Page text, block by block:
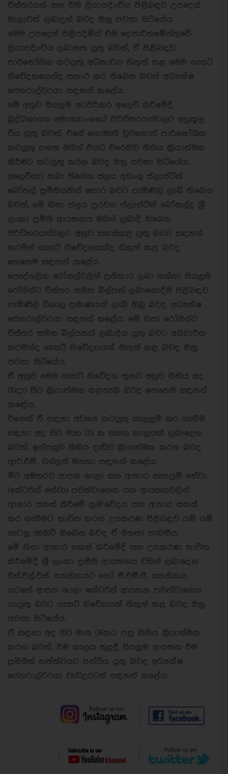
විස්තරයක් සහ එහි ලියාපදිංචිය පිළිබඳව උපදෙස්
මාලාවක් ලබාදුන් බවද ඔහු පවසා සිටියේය.
මෙම උපදෙස් පිළිපදිමින් එම දෙපාර්තමේන්තුවේ
ලියාපදිංචිය ලබාගත යුතු බවත්, ඒ පිළිබඳව
පාරිභෝගික කටයුතු අධිකාරිය නිකුත් කළ මෙම ගැසට්
නිවේදනයෙන්ද සනාථ කර තිබෙන බවත් අධ්‍යක්ෂ
ජෙනරාල්වරයා සඳහන් කළේය.
මේ අනුව සියලුම අටපිරිකර අලෙවි කිරීමේදී
බුද්ධශාසන අමාත්‍යාංශයේ පිරිවිතරයන්වලට අනුකූල
විය යුතු බවත්, එසේ නොමැති වුවහොත් පාරිභෝගික
කටයුතු පනත මගින් එයට එරෙහිව නීතිය ක්‍රියාත්මක
කිරීමට කටයුතු කරන බවද ඔහු පවසා සිටියේය.
අලෙවියට තබා තිබෙන ජලය අඩංගු ප්ලාස්ටික්
බෝතල් ප්‍රමිතියකින් තොර බවට පැමිණිලි ලැබී තිබෙන
බවත්, මේ නිසා ජලය පුරවන ප්ලාස්ටික් බෝතල්ද ශ්‍රී
ලංකා ප්‍රමිති ආයතනය මගින් ලබාදී තිබෙන
පිරිවිතරයන්වලට අනුව සකස්කළ යුතු බවට සඳහන්
කරමින් ගැසට් නිවේදනයක්ද නිකුත් කළ බවද
හෙතෙම සඳහන් කළේය.
පෞද්ගලික රෝහල්වලින් ප්‍රතිකාර ලබා ගන්නා සියලුම
රෝගීන්ට විස්තර සහිත බිල්පත් ලබානොදීම පිළිබඳව
පැමිණිලි විශාල ප්‍රමාණයක් ලැබී තිබූ බවද අධ්‍යක්ෂ
ජෙනරාල්වරයා සඳහන් කළේය. මේ නිසා රෝගීන්ට
විස්තර සහිත බිල්පතක් ලබාදිය යුතු බවට අනිවාර්ය
කරමින්ද ගැසට් නිවේදනයක් නිකුත් කළ බවද ඔහු
පවසා සිටියේය.
ඒ අනුව මෙම ගැසට් නිවේදන තුනට අනුව නීතිය අද
(15දා) සිට ක්‍රියාත්මක කළහැකි බවද හෙතෙම සඳහන්
කළේය.
එහෙත් ඒ සඳහා අවශ්‍ය කටයුතු සැලසුම් කර ගැනීම
සඳහා අද සිට මාස 03 ක සහන කාලයක් ලබාදෙන
බවත්, ඉන්පසුව නීතිය දැඩිව ක්‍රියාත්මක කරන බවද
ආර්.එම්. ඩග්ලස් මහතා සඳහන් කළේය.
මීට අමතරව ආපන ශාලා සහ ආහාර සැපයුම් සේවා
(කේටරින් සේවා) පවත්වාගෙන යන ආයතනවලින්
ආහාර සකස් කිරීමේ ක්‍රම‘වේදය සහ ආහාර සකස්
කර ගැනීමට භාවිත කරන උපකරණ පිළිබඳව යම් යම්
ගැටලු ඇතිවී තිබෙන බවද ඒ මහතා පැවසීය.
මේ නිසා ආහාර සකස් කිරීමේදී සහ උපකරණ භාවිත
කිරීමේදී ශ්‍රී ලංකා ප්‍රමිති ආයතනය විසින් ලබාදෙන
එස්.එල්.එස්. සහතිකයට හෝ ජී.එම්.පී. සහතිකය
යටතේ ආපන ශාලා කේටරින් ආයතන පවත්වාගෙන
යායුතු බවට ගැසට් නිවේනයක් නිකුත් කළ බවද ඔහු
පවසා සිටියේය.
ඒ සඳහා අද සිට මාස 06කට පසු නීතිය ක්‍රියාත්මක
කරන බවත්, එම කාලය තුළදී සියලුම ආයතන එම
ප්‍රමිතීන් තත්ත්වයට පත්විය යුතු බවද අධ්‍යක්ෂ
ජෙනරාල්වරයා වැඩිදුරටත් සඳහන් කළේය.